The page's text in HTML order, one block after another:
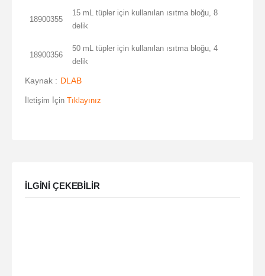
18900355
15 mL tüpler için kullanılan ısıtma bloğu, 8
delik
18900356
50 mL tüpler için kullanılan ısıtma bloğu, 4
delik
Kaynak : DLAB
İletişim İçin Tıklayınız
ILGINI ÇEKEBILIR